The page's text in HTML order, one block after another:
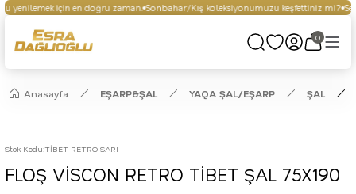
yenilemek için en doğru zaman. Sonbahar/Kış koleksiyonumuzu keşfettiniz mi?
0
Anasayfa EŞARP&ŞAL YAQA ŞAL/EŞARP ŞAL
Stok Kodu:TİBET RETRO SARI
FLOŞ VİSCON RETRO TİBET ŞAL 75X190